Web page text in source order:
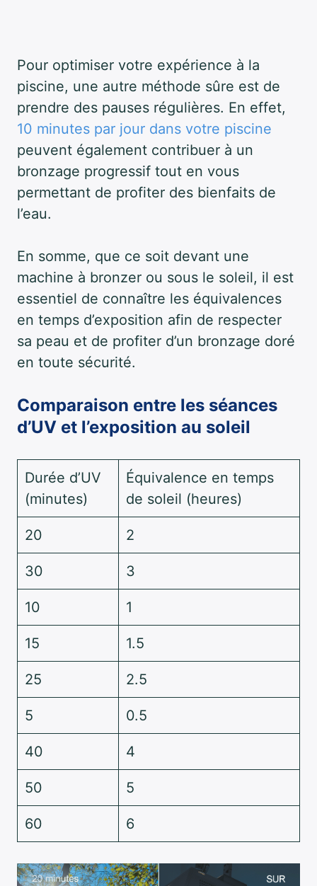
Pour optimiser votre expérience à la
piscine, une autre méthode sûre est de
prendre des pauses régulières. En effet,
10 minutes par jour dans votre piscine
peuvent également contribuer à un
bronzage progressif tout en vous
permettant de profiter des bienfaits de
l’eau.
En somme, que ce soit devant une
machine à bronzer ou sous le soleil, il est
essentiel de connaître les équivalences
en temps d’exposition afin de respecter
sa peau et de profiter d’un bronzage doré
en toute sécurité.
Comparaison entre les séances
d’UV et l’exposition au soleil
Durée d’UV
(minutes)
Équivalence en temps
de soleil (heures)
20 2
30 3
10 1
15 1.5
25 2.5
5 0.5
40 4
50 5
60 6